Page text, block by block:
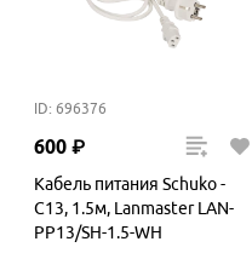
ID: 696376
600 ₽
Кабель питания Schuko -
C13, 1.5м, Lanmaster LAN-
PP13/SH-1.5-WH